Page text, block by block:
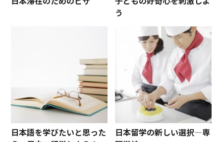
う
日本語を学びたいと思った
日本留学の新しい選択―専